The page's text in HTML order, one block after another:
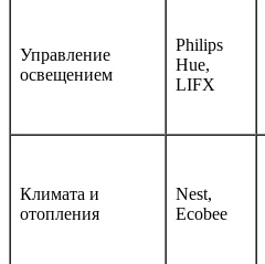
Управление
освещением
Philips
Hue,
LIFX
Климата и
отопления
Nest,
Ecobee